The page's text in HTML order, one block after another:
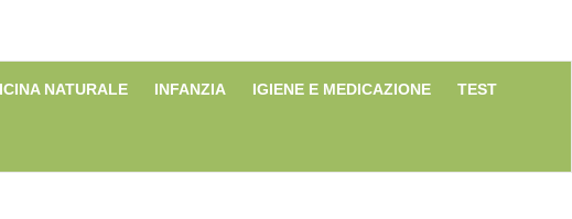
NATURALE INFANZIA IGIENE E MEDICAZIONE TEST